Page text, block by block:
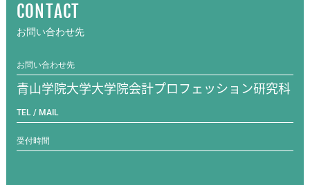
CONTACT
お問い合わせ先
お問い合わせ先
青山学院大学大学院会計プロフェッション研究科
TEL / MAIL
受付時間